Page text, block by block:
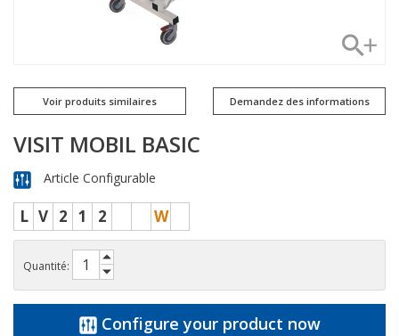
Voir produits similaires Demandez des informations
VISIT MOBIL BASIC
Article Configurable
L V 2 1 2 W
Quantité:
Configure your product now